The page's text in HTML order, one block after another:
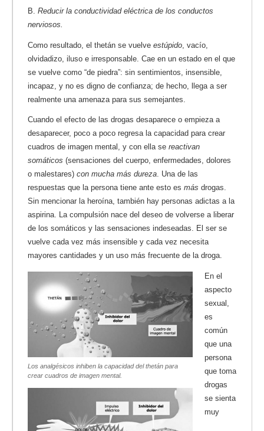
B. Reducir la conductividad eléctrica de los conductos
nerviosos.
Como resultado, el thetán se vuelve estúpido , vacío,
olvidadizo, iluso e irresponsable. Cae en un estado en el que
se vuelve como “de piedra”: sin sentimientos, insensible,
incapaz, y no es digno de confianza; de hecho, llega a ser
realmente una amenaza para sus semejantes.
Cuando el efecto de las drogas desaparece o empieza a
desaparecer, poco a poco regresa la capacidad para crear
cuadros de imagen mental, y con ella se reactivan
somáticos (sensaciones del cuerpo, enfermedades, dolores
o malestares) con mucha más dureza. Una de las
respuestas que la persona tiene ante esto es más drogas.
Sin mencionar la heroína, también hay personas adictas a la
aspirina. La compulsión nace del deseo de volverse a liberar
de los somáticos y las sensaciones indeseadas. El ser se
vuelve cada vez más insensible y cada vez necesita
mayores cantidades y un uso más frecuente de la droga.
Los analgésicos inhiben la capacidad del thetán para
crear cuadros de imagen mental.
En el
aspecto
sexual,
es
común
que una
persona
que toma
drogas
se sienta
muy